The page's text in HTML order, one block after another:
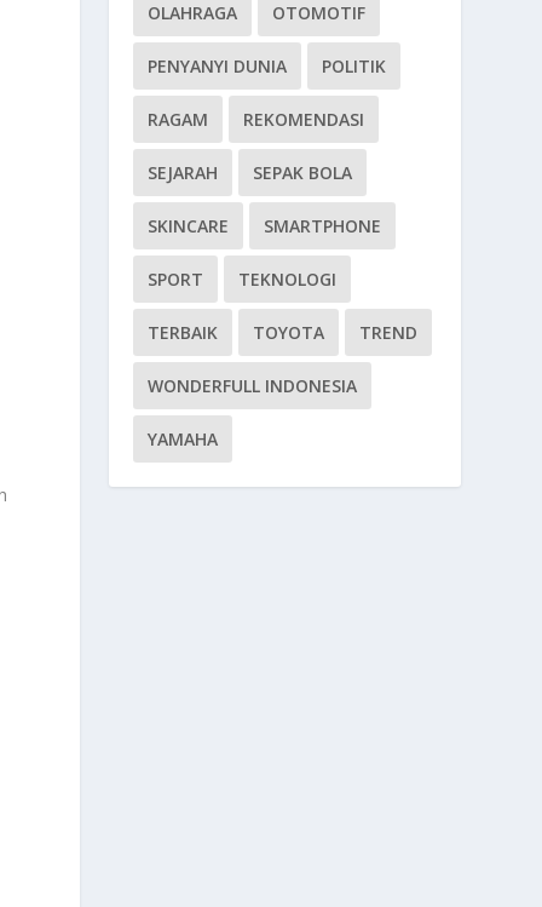
OLAHRAGA OTOMOTIF
PENYANYI DUNIA POLITIK
RAGAM REKOMENDASI
SEJARAH SEPAK BOLA
SKINCARE SMARTPHONE
SPORT TEKNOLOGI
TERBAIK TOYOTA TREND
WONDERFULL INDONESIA
YAMAHA